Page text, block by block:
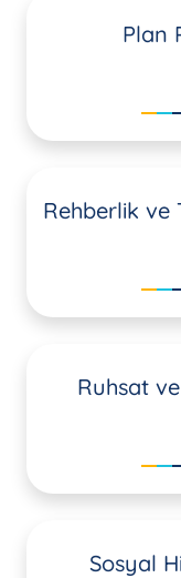
Plan
Rehberlik ve
Ruhsat
Sosyal